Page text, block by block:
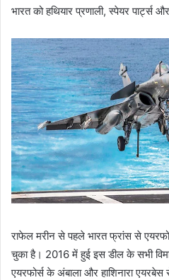
भारत को हथियार प्रणाली, स्पेयर
राफेल मरीन से पहले भारत फ्रांस से
चुका है। 2016 में हुई इस डील के सभी
एयरफोर्स के अंबाला और हाशिनारा